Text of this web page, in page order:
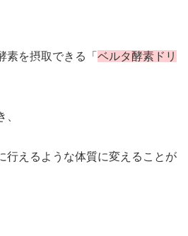
素を摂取できる「 ベルタ酵素ドリ
行えるような体質に変えることが